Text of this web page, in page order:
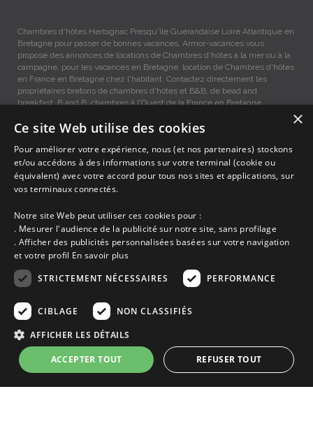
Chambres d'hôtes Herbignac Presqu'île Guérandaise Loire Atlantique en
Bretagne pour passer de bonnes vacances, Armor-vacances vous
propose des annonces de locations de Chambres d'hôtes à la mer ou à la
campagne, pour les vacances en Bretagne, location de Chambres d'hôtes
en France en Bretagne chez l'habitant. Contactez directement les
propriétaires bretons de chambres d'hôtes et B&B, de bead and
breakfast, B and B, chambres à l'Ouest de la France en Bretagne.
Chambres d'hôtes vacances Herbignac, Location entre Particuliers
Accueil
Dernières minutes
Découvrir les départements bretons
Qui sommes-nous ?
Espace propriétaire
Ma sélection
Blog
Mentions légales
Politique cookies
En partenariat avec Clévacances des Côtes d'Armor et du Finistère,
Clévacances est un label national de référence, réglementé par une charte
et grille de critères nationales pour certifier la qualité des hébergements
touristiques. C'est aussi un réseau de proximité avec une visite tous les 4
×
Ce site Web utilise des cookies
Pour améliorer votre expérience, nous (et nos partenaires) stockons
et/ou accédons à des informations sur votre terminal (cookie ou
équivalent) avec votre accord pour tous nos sites et applications, sur
vos terminaux connectés.
Notre site Web peut utiliser ces cookies pour :
. Mesurer l'audience de la publicité sur notre site, sans profilage
. Afficher des publicités personnalisées basées sur votre navigation
et votre profil En savoir plus
STRICTEMENT NÉCESSAIRES
PERFORMANCE
CIBLAGE NON CLASSIFIÉS
AFFICHER LES DÉTAILS
ACCEPTER TOUT REFUSER TOUT